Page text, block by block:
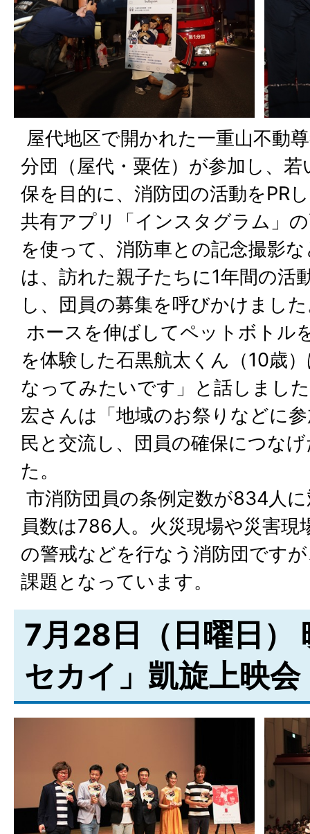
屋代地区で開かれた一重山不動
分団（屋代・粟佐）が参加し、
保を目的に、消防団の活動をPR
共有アプリ「インスタグラム」
を使って、消防車との記念撮影
は、訪れた親子たちに1年間の活
し、団員の募集を呼びかけまし
ホースを伸ばしてペットボトル
を体験した石黒航太くん（10歳
なってみたいです」と話しまし
宏さんは「地域のお祭りなどに
民と交流し、団員の確保につな
た。
市消防団員の条例定数が834人
員数は786人。火災現場や災害現
の警戒などを行なう消防団です
課題となっています。
7月28日（日曜日）
セカイ」凱旋上映会